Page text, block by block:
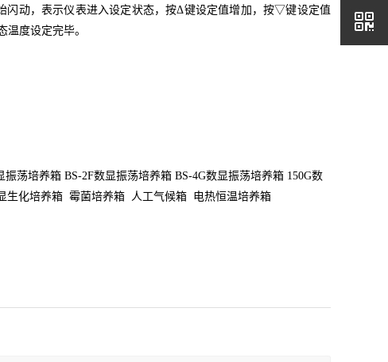
闪动，表示仪表进入设定状态，按Δ键设定值增加，按▽键设定值
度设定完毕。
振荡培养箱 BS-2F数显振荡培养箱 BS-4G数显振荡培养箱 150G数
生化培养箱 霉菌培养箱 人工气候箱 电热恒温培养箱